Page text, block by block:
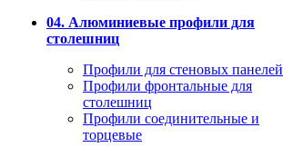
04. Алюминиевые профили для
столешниц
Профили для стеновых панелей
Профили фронтальные для
столешниц
Профили соединительные и
торцевые